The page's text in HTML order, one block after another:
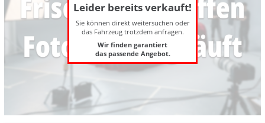
Leider bereits verkauft!
Sie können direkt weitersuchen oder
das Fahrzeug trotzdem anfragen.
Wir finden garantiert
das passende Angebot.